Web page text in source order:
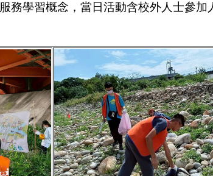
學習概念，當日活動含校外人士參加